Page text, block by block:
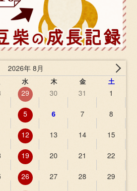
2026年 8月
水 木 金 土
29 30 31 1
5 6 7 8
12 13 14 15
19 20 21 22
26 27 28 29